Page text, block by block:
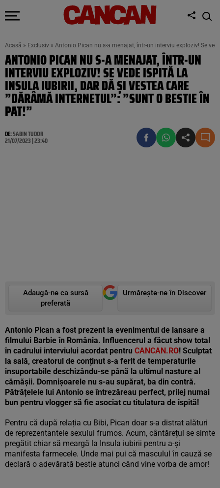
Acasă » Exclusiv » Antonio Pican nu s-a menajat, într-un interviu exploziv! Se
ANTONIO PICAN NU S-A MENAJAT, ÎNTR-UN
INTERVIU EXPLOZIV! SE VEDE ISPITĂ LA
INSULA IUBIRII, DAR DĂ ȘI VESTEA CARE
”DĂRÂMĂ INTERNETUL”: ”SUNT O BESTIE ÎN
PAT!”
DE:SABIN TUDOR
21/07/2023 | 23:40
Adaugă-ne ca sursă
preferată
Urmărește-ne în Discover
Antonio Pican a fost prezent la evenimentul de lansare a
filmului Barbie în România. Influencerul a făcut show total
în cadrului interviului acordat pentru CANCAN.RO! Sculptat
la sală, creatorul de conținut s-a ferit de temperaturile
insuportabile deschizându-se până la ultimul nasture al
cămășii. Domnișoarele nu s-au supărat, ba din contră.
Pătrățelele lui Antonio se întrezăreau perfect, prilej numai
bun pentru vlogger să fie asociat cu titulatura de ispită!
Pentru că după relația cu Bibi, Pican doar s-a distrat alături
de reprezentantele sexului frumos. Acum, cântărețul se simte
pregătit chiar să meargă la Insula iubirii pentru a-și
manifesta farmecele. Unde mai pui că masculul în cauză se
declară o adevărată bestie atunci când vine vorba de amor!